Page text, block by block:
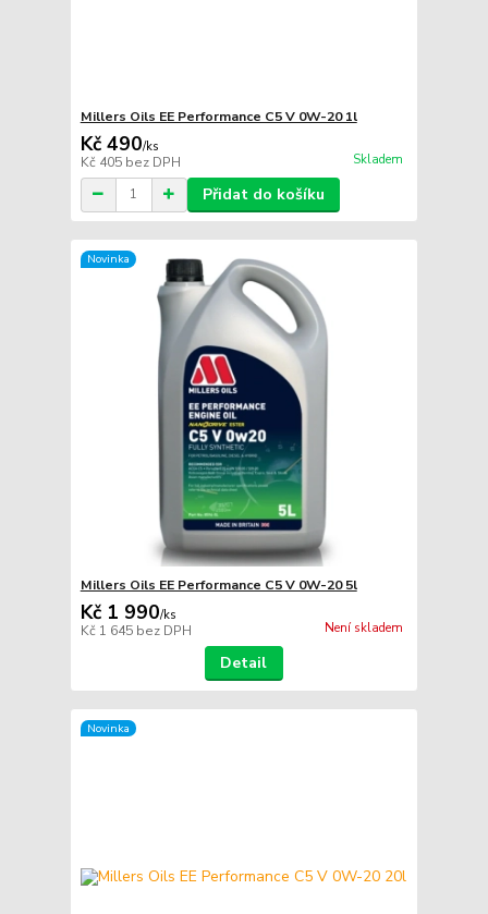
Millers Oils EE Performance C5 V 0W-20 1l
Kč 490/ks
Kč 405 bez DPH Skladem
Přidat do košíku
Novinka
Millers Oils EE Performance C5 V 0W-20 5l
Kč 1 990/ks
Kč 1 645 bez DPH Není skladem
Detail
Novinka